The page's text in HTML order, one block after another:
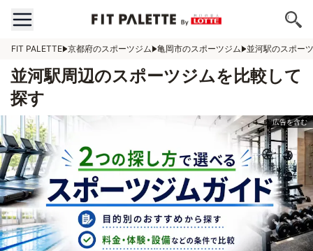
FIT PALETTE 京都府のスポーツジム 亀岡市のスポーツジム 並河駅のスポー
並河駅周辺のスポーツジムを比較して
探す